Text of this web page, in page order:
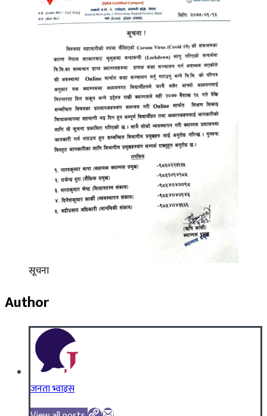
सूचना
Author
जनता भ्वाइस